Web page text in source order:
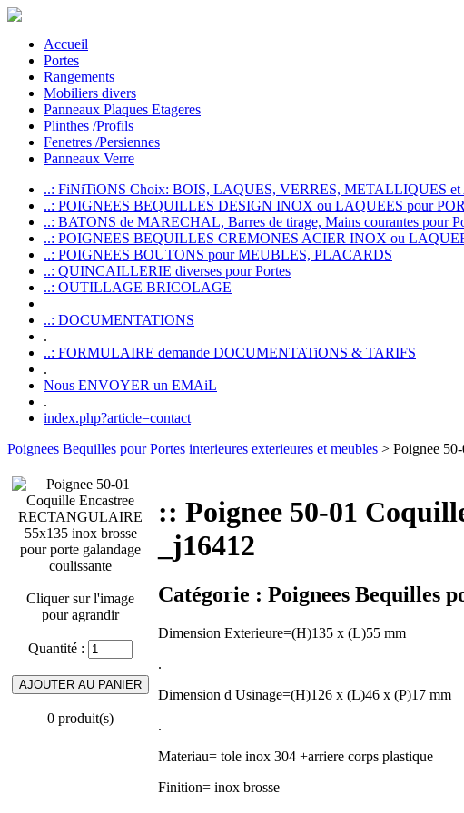
Accueil
Portes
Rangements
Mobiliers divers
Panneaux Plaques Etageres
Plinthes /Profils
Fenetres /Persiennes
Panneaux Verre
..: FiNiTiONS Choix: BOIS, LAQUES, VERRES, METALLIQUES et
..: POIGNEES BEQUILLES DESIGN INOX ou LAQUEES pour
..: BATONS de MARECHAL, Barres de tirage, Mains courantes pour
..: POIGNEES BEQUILLES CREMONES ACIER INOX ou
..: POIGNEES BOUTONS pour MEUBLES, PLACARDS
..: QUINCAILLERIE diverses pour Portes
..: OUTILLAGE BRICOLAGE
..: DOCUMENTATIONS
.
..: FORMULAIRE demande DOCUMENTATiONS & TARIFS
.
Nous ENVOYER un EMAiL
.
index.php?article=contact
Poignees Bequilles pour Portes interieures exterieures et meubles > Poignee
Cliquer sur l'image
pour agrandir
Quantité :
0 produit(s)
:: Poignee 50-01
_j16412
Catégorie : Poignees Bequilles
Dimension Exterieure=(H)135 x (L)55 mm
.
Dimension d Usinage=(H)126 x (L)46 x (P)17 mm
.
Materiau= tole inox 304 +arriere corps plastique
Finition= inox brosse